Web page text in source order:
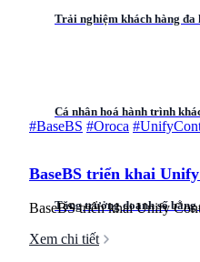
Trải nghiệm khách hàng đa
Cá nhân hoá hành trình
Tăng trưởng doanh số bằng
#BaseBS #Oroca
BaseBS triển khai
BaseBS triển khai Unify
Xem chi tiết